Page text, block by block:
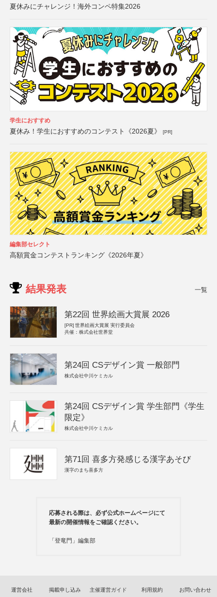
夏休みにチャレンジ！海外コンペ特集2026
学生におすすめ
夏休み！学生におすすめのコンテスト《2026夏》 [PR]
編集部セレクト
高額賞金コンテストランキング《2026年夏》
結果発表 一覧
第22回 世界絵画大賞展 2026
[PR] 世界絵画大賞展 実行委員会
共催：株式会社世界堂
第24回 CSデザイン賞 一般部門
株式会社中川ケミカル
第24回 CSデザイン賞 学生部門《学生
限定》
株式会社中川ケミカル
第71回 喜多方発感じる漢字あそび
漢字のまち喜多方
応募される際は、必ず公式ホームページにて
最新の開催情報をご確認ください。
「登竜門」編集部
運営会社 掲載申し込み 主催運営ガイド 利用規約 お問い合わせ